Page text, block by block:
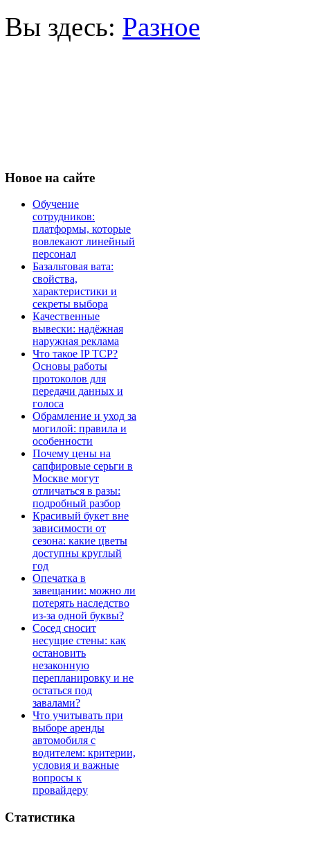
Вы здесь: Разное
Новое на сайте
Обучение
сотрудников:
платформы, которые
вовлекают линейный
персонал
Базальтовая вата:
свойства,
характеристики и
секреты выбора
Качественные
вывески: надёжная
наружная реклама
Что такое IP TCP?
Основы работы
протоколов для
передачи данных и
голоса
Обрамление и уход за
могилой: правила и
особенности
Почему цены на
сапфировые серьги в
Москве могут
отличаться в разы:
подробный разбор
Красивый букет вне
зависимости от
сезона: какие цветы
доступны круглый
год
Опечатка в
завещании: можно ли
потерять наследство
из-за одной буквы?
Сосед сносит
несущие стены: как
остановить
незаконную
перепланировку и не
остаться под
завалами?
Что учитывать при
выборе аренды
автомобиля с
водителем: критерии,
условия и важные
вопросы к
провайдеру
Статистика